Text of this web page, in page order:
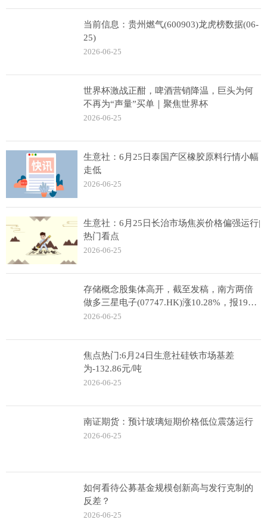
当前信息：贵州燃气(600903)龙虎榜数据(06-
25)
2026-06-25
世界杯激战正酣，啤酒营销降温，巨头为何
不再为“声量”买单｜聚焦世界杯
2026-06-25
生意社：6月25日泰国产区橡胶原料行情小幅
走低
2026-06-25
生意社：6月25日长治市场焦炭价格偏强运行|
热门看点
2026-06-25
存储概念股集体高开，截至发稿，南方两倍
做多三星电子(07747.HK)涨10.28%，报198
港元 每日聚焦
2026-06-25
焦点热门:6月24日生意社硅铁市场基差
为-132.86元/吨
2026-06-25
南证期货：预计玻璃短期价格低位震荡运行
2026-06-25
如何看待公募基金规模创新高与发行克制的
反差？
2026-06-25